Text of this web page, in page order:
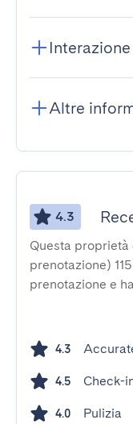
Interazione
Altre
4.3
Questa proprietà
prenotazione)
prenotazione e
4.3
4.5 Check-
4.0 Pulizia